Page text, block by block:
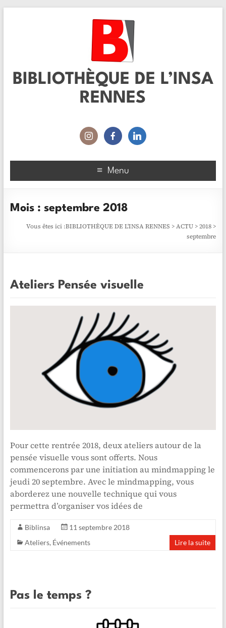
BIBLIOTHÈQUE DE L’INSA
RENNES
Menu
Mois : septembre 2018
Vous êtes ici :BIBLIOTHÈQUE DE L'INSA RENNES >ACTU >2018 >
septembre
Ateliers Pensée visuelle
Pour cette rentrée 2018, deux ateliers autour de la
pensée visuelle vous sont offerts. Nous
commencerons par une initiation au mindmapping le
jeudi 20 septembre. Avec le mindmapping, vous
aborderez une nouvelle technique qui vous
permettra d’organiser vos idées de
Biblinsa
11 septembre 2018
Ateliers, Événements Lire la suite
Pas le temps ?